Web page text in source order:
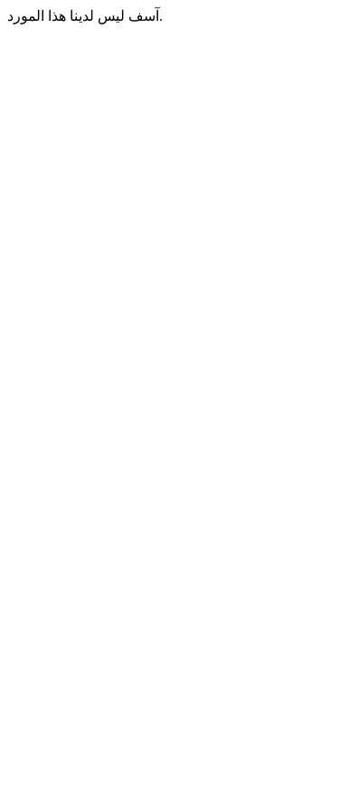
آسف ليس لدينا هذا المورد.